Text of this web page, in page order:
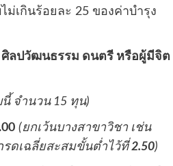
เกินร้อยละ 25 ของค่าบำรุง
ลปวัฒนธรรม ดนตรี หรือผู้มีจิต
จำนวน 15 ทุน)
(ยกเว้นบางสาขาวิชา เช่น
ดเฉลี่ยสะสมขั้นต่ำไว้ที่2.50)